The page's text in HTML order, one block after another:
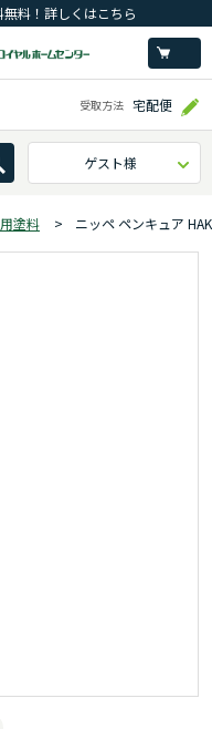
料！詳しくはこちら
受取方法 宅配便
ゲスト様
塗料 > ニッペ ペンキュア